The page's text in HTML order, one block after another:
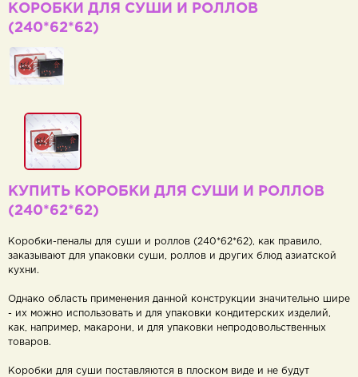
КОРОБКИ ДЛЯ СУШИ И РОЛЛОВ
(240*62*62)
КУПИТЬ КОРОБКИ ДЛЯ СУШИ И РОЛЛОВ
(240*62*62)
Коробки-пеналы для суши и роллов (240*62*62), как правило,
заказывают для упаковки суши, роллов и других блюд азиатской
кухни.
Однако область применения данной конструкции значительно шире
- их можно использовать и для упаковки кондитерских изделий,
как, например, макарони, и для упаковки непродовольственных
товаров.
Коробки для суши поставляются в плоском виде и не будут